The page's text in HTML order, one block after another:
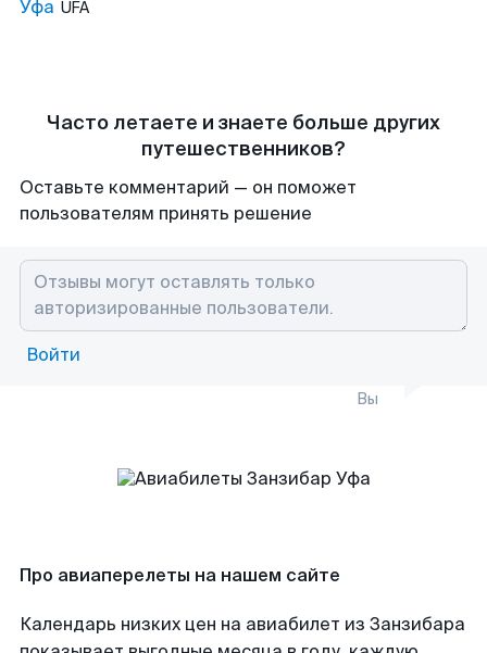
Уфа UFA
Часто летаете и знаете больше других
путешественников?
Оставьте комментарий — он поможет
пользователям принять решение
Войти
Вы
Про авиаперелеты на нашем сайте
Календарь низких цен на авиабилет из Занзибара